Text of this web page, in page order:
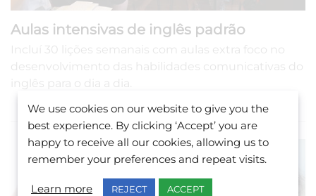
Aulas intensivas de inglês padrão
Incluí 30 lições semanais com aulas extra foco no
desenvolvimento das habilidades comunicativas do
inglês para o dia a dia.
We use cookies on our website to give you the
best experience. By clicking ‘Accept’ you are
happy to receive all our cookies, allowing us to
remember your preferences and repeat visits.
Learn more REJECT ACCEPT